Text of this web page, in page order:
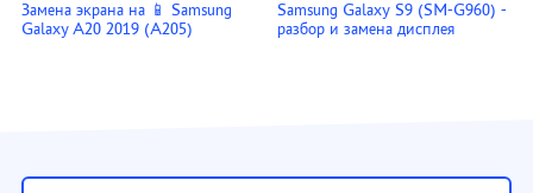
Замена экрана на 📱 Samsung
Galaxy A20 2019 (A205)
Samsung Galaxy S9 (SM-G960) -
разбор и замена дисплея